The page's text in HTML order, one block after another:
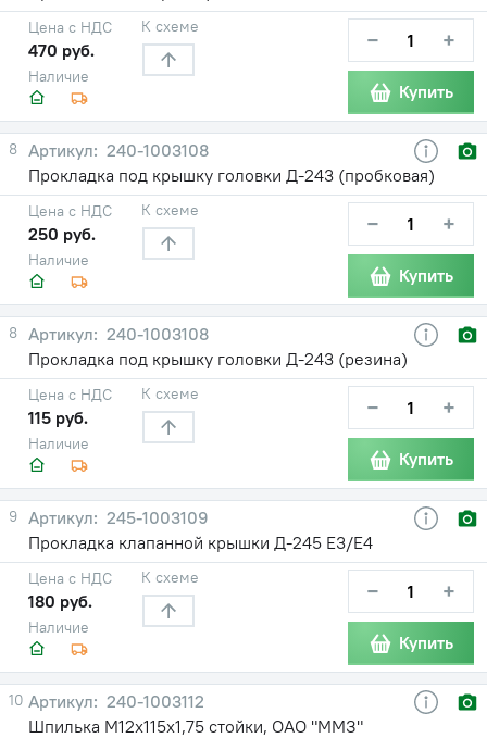
Наличие
Цена с НДС
470 руб.
К схеме − +
Купить
8
240-1003108
Прокладка под крышку головки Д-243 (пробковая)
Наличие
Цена с НДС
250 руб.
К схеме − +
Купить
8
240-1003108
Прокладка под крышку головки Д-243 (резина)
Наличие
Цена с НДС
115 руб.
К схеме − +
Купить
9
245-1003109
Прокладка клапанной крышки Д-245 Е3/Е4
Наличие
Цена с НДС
180 руб.
К схеме − +
Купить
10
240-1003112
Шпилька М12х115х1,75 стойки, ОАО "ММЗ"